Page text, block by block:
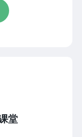
丽景色让他顿
，他更加发奋
堂